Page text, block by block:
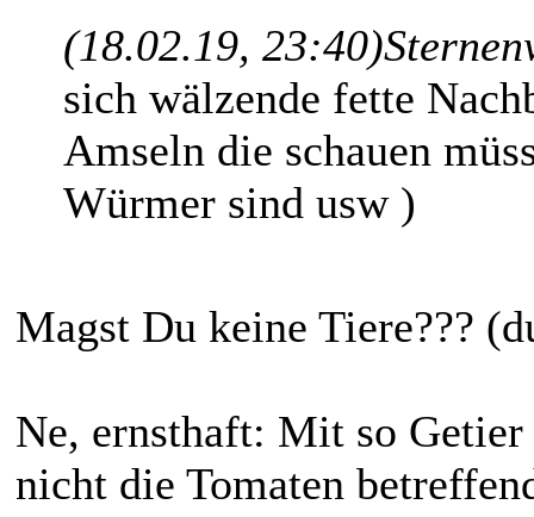
(18.02.19, 23:40)
sich wälzende fette
Amseln die schauen
Würmer sind usw )
Magst Du keine Tiere???
Ne, ernsthaft: Mit so
nicht die Tomaten